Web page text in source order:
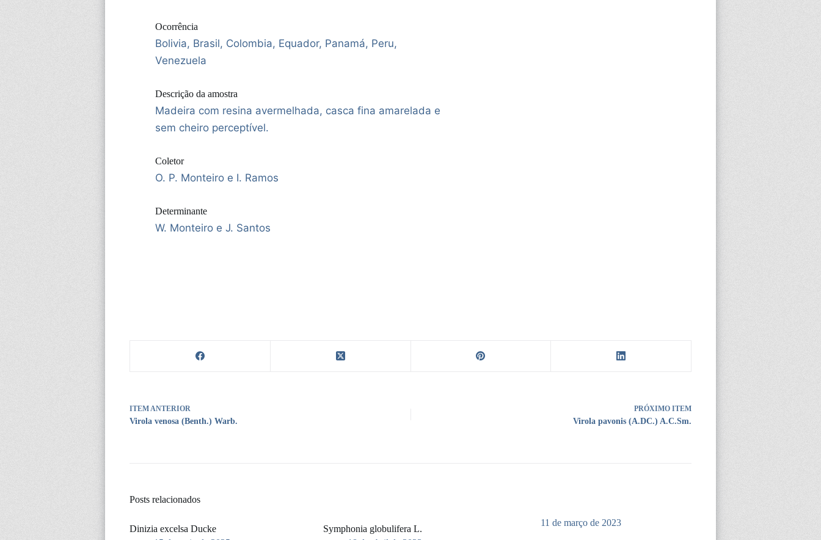
Ocorrência
Bolivia, Brasil, Colombia, Equador, Panamá, Peru,
Venezuela
Descrição da amostra
Madeira com resina avermelhada, casca fina amarelada e
sem cheiro perceptível.
Coletor
O. P. Monteiro e I. Ramos
Determinante
W. Monteiro e J. Santos
ITEM ANTERIOR
Virola venosa (Benth.) Warb.
PRÓXIMO ITEM
Virola pavonis (A.DC.) A.C.Sm.
Posts relacionados
Dinizia excelsa Ducke
Symphonia globulifera L.
11 de março de 2023